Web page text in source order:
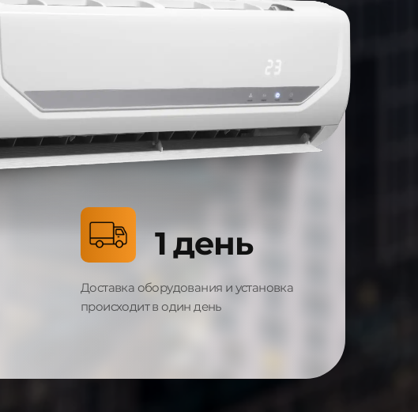
Доставка оборудования и установка
происходит в один день
1 день